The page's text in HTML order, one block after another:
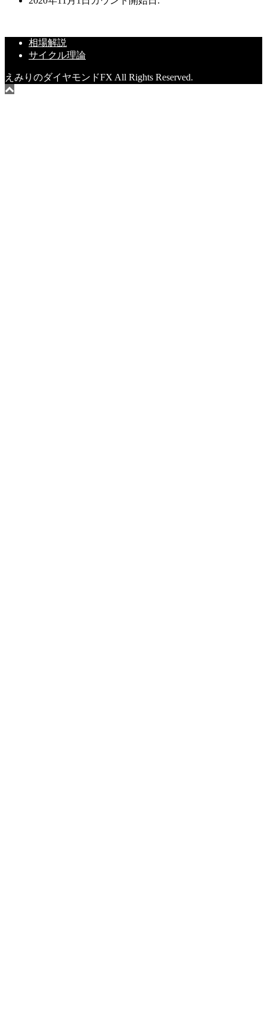
相場解説
サイクル理論
えみりのダイヤモンドFX All Rights Reserved.